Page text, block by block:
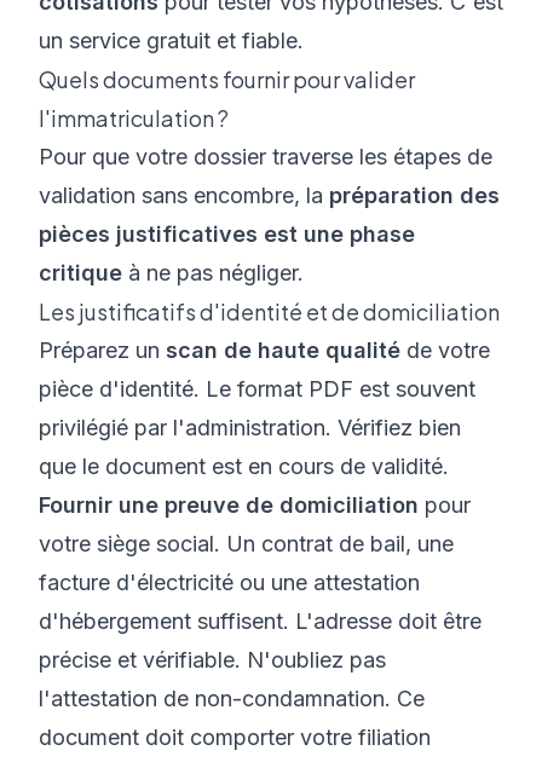
un service gratuit et fiable.
Quels documents fournir pour valider
l'immatriculation ?
Pour que votre dossier traverse les étapes de
validation sans encombre, la préparation des
pièces justificatives est une phase
critique à ne pas négliger.
Les justificatifs d'identité et de domiciliation
Préparez un scan de haute qualité de votre
pièce d'identité. Le format PDF est souvent
privilégié par l'administration. Vérifiez bien
que le document est en cours de validité.
Fournir une preuve de domiciliation pour
votre siège social. Un contrat de bail, une
facture d'électricité ou une attestation
d'hébergement suffisent. L'adresse doit être
précise et vérifiable. N'oubliez pas
l'attestation de non-condamnation. Ce
document doit comporter votre filiation